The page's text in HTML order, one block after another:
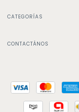
CATEGORÍAS
CONTACTÁNOS